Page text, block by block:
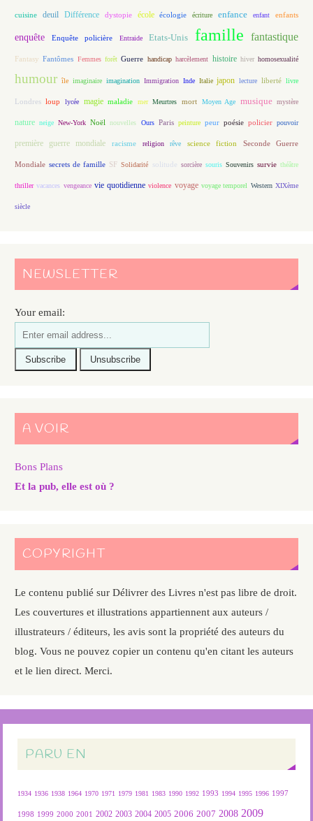
cuisine deuil Différence dystopie école écologie écriture enfance enfant enfants
enquête Enquête policière Entraide Etats-Unis famille fantastique
Fantasy Fantômes Femmes forêt Guerre handicap harcèlement histoire hiver homosexualité
humour île imaginaire imagination Immigration Inde Italie japon lecture liberté livre
Londres loup lycée magie maladie mer Meurtres mort Moyen Age musique mystère
nature neige New-York Noël nouvelles Ours Paris peinture peur poésie policier pouvoir
première guerre mondiale racisme religion rêve science fiction Seconde Guerre
Mondiale secrets de famille SF Solidarité solitude sorcière souris Souvenirs survie théâtre
thriller vacances vengeance vie quotidienne violence voyage voyage temporel Western XIXème
siècle
NEWSLETTER
Your email:
A VOIR
Bons Plans
Et la pub, elle est où ?
COPYRIGHT
Le contenu publié sur Délivrer des Livres n'est pas libre de droit.
Les couvertures et illustrations appartiennent aux auteurs /
illustrateurs / éditeurs, les avis sont la propriété des auteurs du
blog. Vous ne pouvez copier un contenu qu'en citant les auteurs
et le lien direct. Merci.
PARU EN
1934 1936 1938 1964 1970 1971 1979 1981 1983 1990 1992 1993 1994 1995 1996 1997
1998 1999 2000 2001 2002 2003 2004 2005 2006 2007 2008 2009